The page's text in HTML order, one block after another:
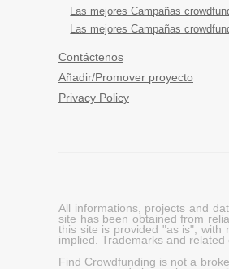
Las mejores Campañas
Las mejores Campañas
Contáctenos
Añadir/Promover proyecto
Privacy Policy
All informations, projects and
site has been obtained from
this site is provided "as is", with
implied. Trademarks and
Find Crowdfunding is not a